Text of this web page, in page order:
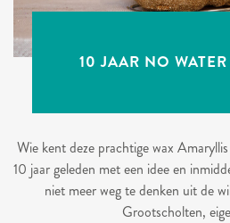
10 JAAR NO
Wie kent deze prachtige wax
10 jaar geleden met een idee en
niet meer weg te denken uit de
Grootscholten,